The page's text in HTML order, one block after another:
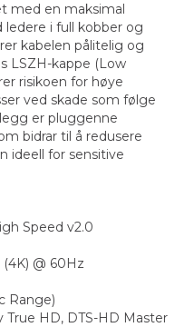
med en maksimal
ledere i full kobber og
kabelen pålitelig og
LSZH-kappe (Low
risikoen for høye
ved skade som følge
er pluggenne
bidrar til å redusere
ideell for sensitive
Speed v2.0
@ 60Hz
Range)
True HD, DTS-HD Master